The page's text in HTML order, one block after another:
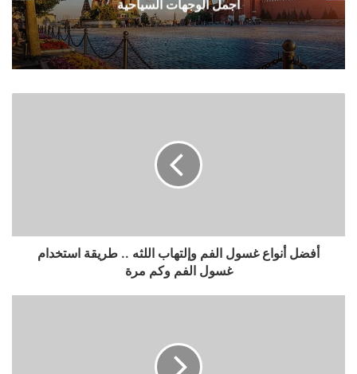
أجمل الوجهات السياحية
أفضل أنواع غسول الفم وإلتهاب اللثه .. طريقة استخدام
غسول الفم وكم مرة